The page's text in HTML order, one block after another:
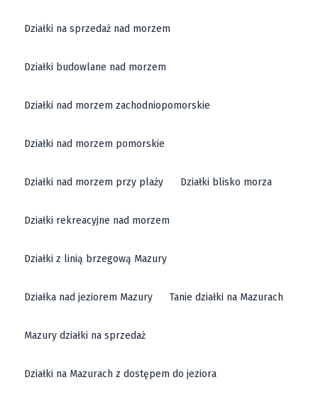
Działki na sprzedaż nad morzem
Działki budowlane nad morzem
Działki nad morzem zachodniopomorskie
Działki nad morzem pomorskie
Działki nad morzem przy plaży Działki blisko morza
Działki rekreacyjne nad morzem
Działki z linią brzegową Mazury
Działka nad jeziorem Mazury Tanie działki na Mazurach
Mazury działki na sprzedaż
Działki na Mazurach z dostępem do jeziora